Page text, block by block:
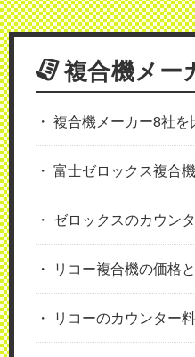
複合機メー
複合機メーカー8社を
富士ゼロックス複合
ゼロックスのカウン
リコー複合機の価格
リコーのカウンター